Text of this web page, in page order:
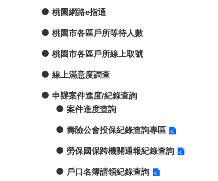
桃園網路e指通
桃園市各區戶所等待人數
桃園市各區戶所線上取號
線上滿意度調查
申辦案件進度/紀錄查詢
案件進度查詢
壽險公會投保紀錄查詢專區
勞保國保跨機關通報紀錄查詢
戶口名簿請領紀錄查詢